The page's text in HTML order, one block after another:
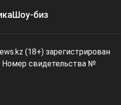
Шоу-биз
(18+) зарегистрирован
Номер свидетельства №